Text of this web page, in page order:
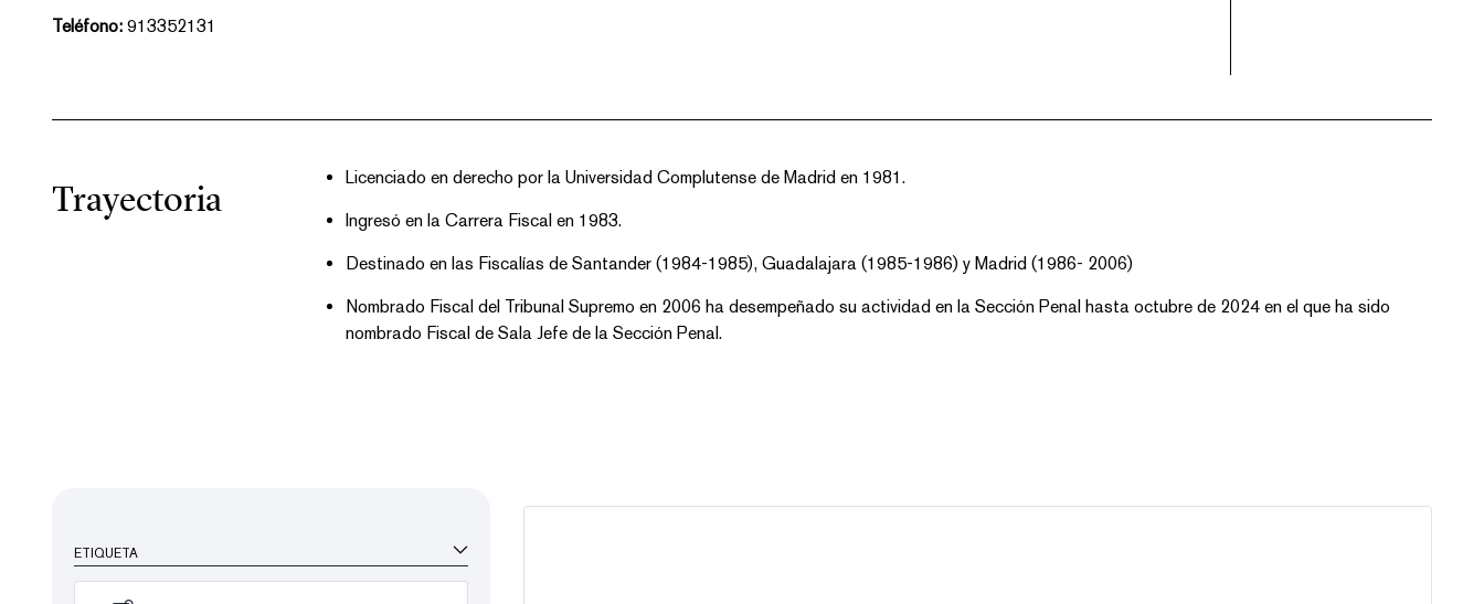
Teléfono: 913352131
Trayectoria
Licenciado en derecho por la Universidad Complutense de Madrid en 1981.
Ingresó en la Carrera Fiscal en 1983.
Destinado en las Fiscalías de Santander (1984-1985), Guadalajara (1985-1986) y Madrid (1986- 2006)
Nombrado Fiscal del Tribunal Supremo en 2006 ha desempeñado su actividad en la Sección Penal hasta octubre de 2024 en el que ha sido
nombrado Fiscal de Sala Jefe de la Sección Penal.
ETIQUETA